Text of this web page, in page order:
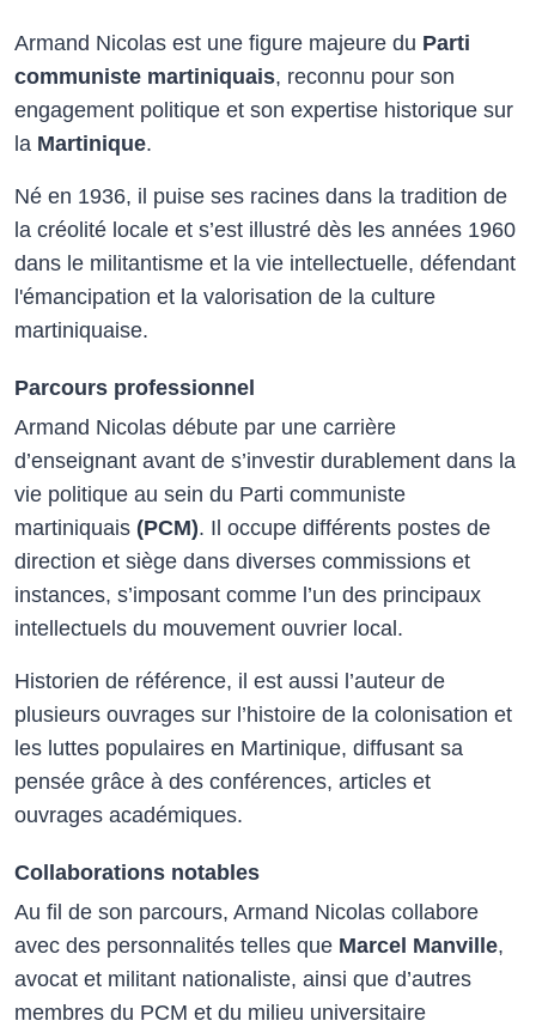
Armand Nicolas est une figure majeure du Parti
communiste martiniquais, reconnu pour son
engagement politique et son expertise historique sur
la Martinique.
Né en 1936, il puise ses racines dans la tradition de
la créolité locale et s’est illustré dès les années 1960
dans le militantisme et la vie intellectuelle, défendant
l'émancipation et la valorisation de la culture
martiniquaise.
Parcours professionnel
Armand Nicolas débute par une carrière
d’enseignant avant de s’investir durablement dans la
vie politique au sein du Parti communiste
martiniquais (PCM). Il occupe différents postes de
direction et siège dans diverses commissions et
instances, s’imposant comme l’un des principaux
intellectuels du mouvement ouvrier local.
Historien de référence, il est aussi l’auteur de
plusieurs ouvrages sur l’histoire de la colonisation et
les luttes populaires en Martinique, diffusant sa
pensée grâce à des conférences, articles et
ouvrages académiques.
Collaborations notables
Au fil de son parcours, Armand Nicolas collabore
avec des personnalités telles que Marcel Manville,
avocat et militant nationaliste, ainsi que d’autres
membres du PCM et du milieu universitaire